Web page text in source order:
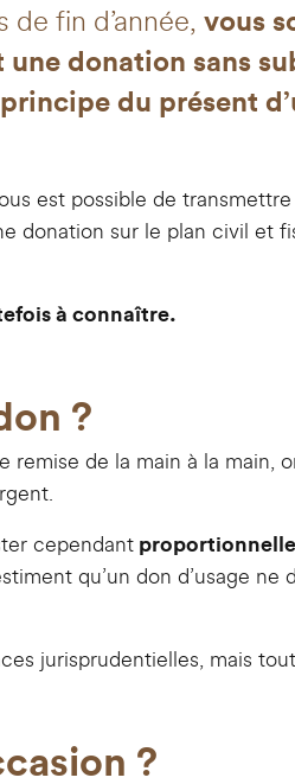
de fin d’année, vous
une donation sans
du présent
est possible de
donation sur le plan civil et
à connaître.
?
de la main à la main,
cependant
qu’un don d’usage ne
jurisprudentielles, mais
?